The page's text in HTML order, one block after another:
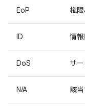
EoP 権
ID 情
DoS サ
N/A 該